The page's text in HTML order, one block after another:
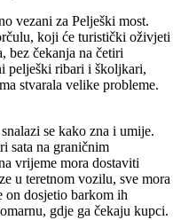
vezani za Pelješki most.
koji će turistički oživjeti
bez čekanja na četiri
pelješki ribari i školjkari,
stvarala velike probleme.
se kako zna i umije.
sata na graničnim
vrijeme mora dostaviti
u teretnom vozilu, sve mora
on dosjetio barkom ih
gdje ga čekaju kupci.